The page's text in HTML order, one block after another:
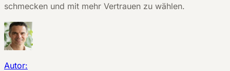
schmecken und mit mehr Vertrauen zu wählen.
Autor: